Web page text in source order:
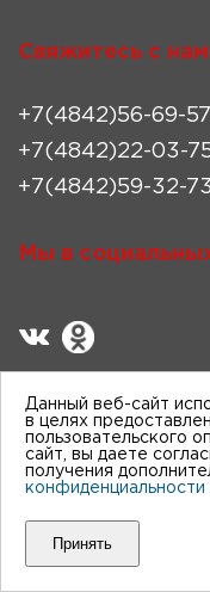
Свяжитесь с
+7(4842)56-69-57
+7(4842)22-03-
+7(4842)59-32-73
Мы в
Остались
Данный веб-сайт
в целях
пользовательского
сайт, вы даете
получения
конфиденциальности
Принять